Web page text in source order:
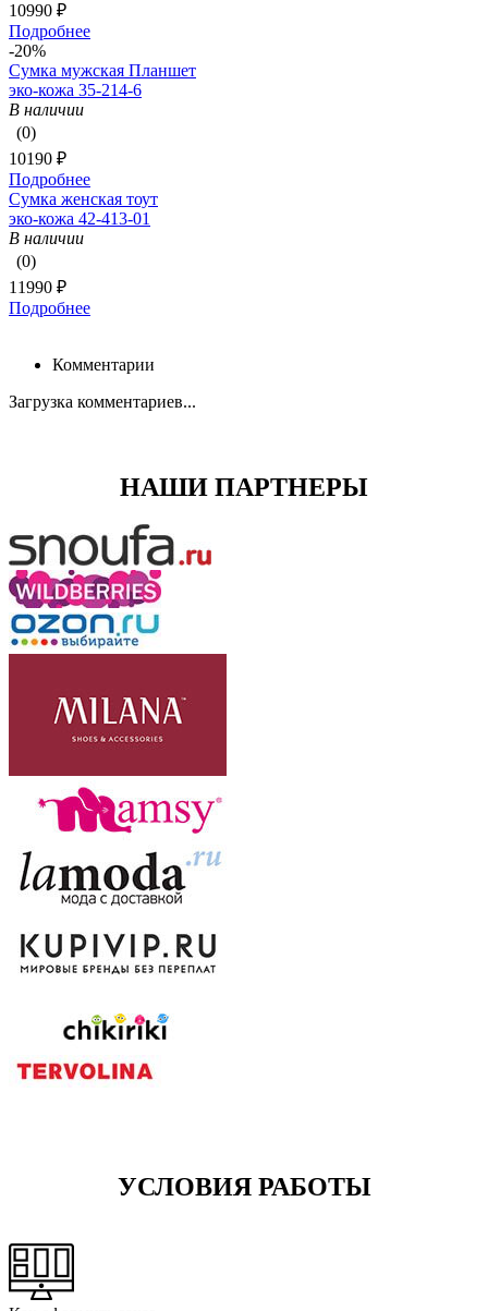
10990 ₽
Подробнее
-20%
Сумка мужская Планшет
эко-кожа 35-214-6
В наличии
(0)
10190 ₽
Подробнее
Сумка женская тоут
эко-кожа 42-413-01
В наличии
(0)
11990 ₽
Подробнее
Комментарии
Загрузка комментариев...
НАШИ ПАРТНЕРЫ
УСЛОВИЯ РАБОТЫ